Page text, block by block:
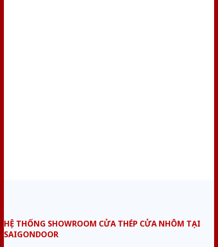
HỆ THỐNG SHOWROOM CỬA THÉP CỬA NHÔM TẠI
SAIGONDOOR